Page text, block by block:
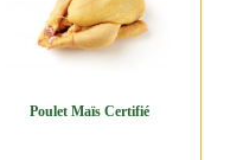
Poulet Maïs Certifié